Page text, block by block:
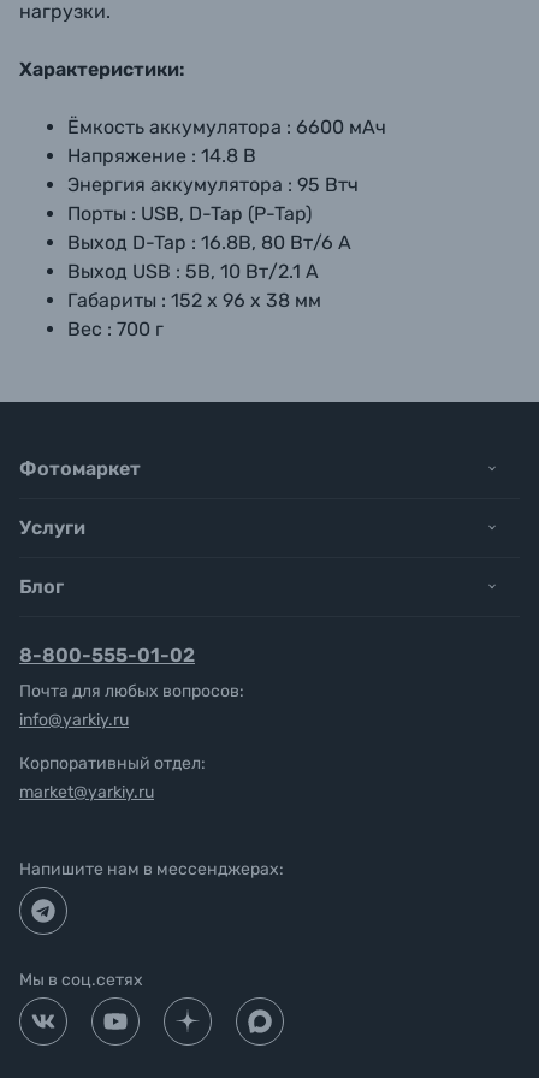
нагрузки.
Характеристики:
Ёмкость аккумулятора : 6600 мАч
Напряжение : 14.8 В
Энергия аккумулятора : 95 Втч
Порты : USB, D-Tap (P-Tap)
Выход D-Tap : 16.8В, 80 Вт/6 А
Выход USB : 5В, 10 Вт/2.1 А
Габариты : 152 х 96 х 38 мм
Вес : 700 г
Фотомаркет
Услуги
Блог
8-800-555-01-02
Почта для любых вопросов:
info@yarkiy.ru
Корпоративный отдел:
market@yarkiy.ru
Напишите нам в мессенджерах:
Мы в соц.сетях